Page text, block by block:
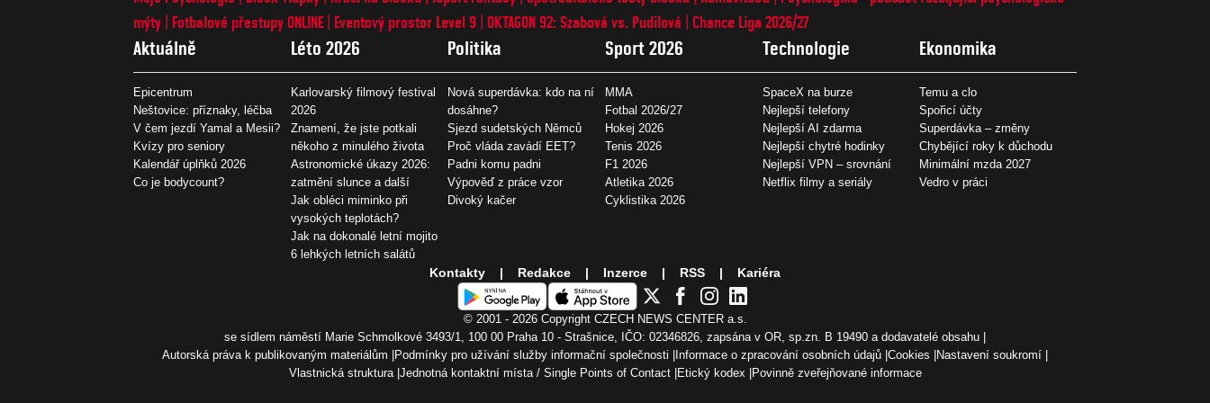
mýty
Fotbalové přestupy ONLINE Eventový prostor Level 9 OKTAGON 92: Szabová vs. Pudilová Chance Liga 2026/27
Aktuálně
Epicentrum
Neštovice: příznaky, léčba
V čem jezdí Yamal a Mesii?
Kvízy pro seniory
Kalendář úplňků 2026
Co je bodycount?
Léto 2026
Karlovarský filmový festival
2026
Znamení, že jste potkali
někoho z minulého života
Astronomické úkazy 2026:
zatmění slunce a další
Jak obléci miminko při
vysokých teplotách?
Jak na dokonalé letní mojito
6 lehkých letních salátů
Politika
Nová superdávka: kdo na ní
dosáhne?
Sjezd sudetských Němců
Proč vláda zavádí EET?
Padni komu padni
Výpověď z práce vzor
Divoký kačer
Sport 2026
MMA
Fotbal 2026/27
Hokej 2026
Tenis 2026
F1 2026
Atletika 2026
Cyklistika 2026
Technologie
SpaceX na burze
Nejlepší telefony
Nejlepší AI zdarma
Nejlepší chytré hodinky
Nejlepší VPN – srovnání
Netflix filmy a seriály
Ekonomika
Temu a clo
Spořicí účty
Superdávka – změny
Chybějící roky k důchodu
Minimální mzda 2027
Vedro v práci
Kontakty Redakce Inzerce RSS Kariéra
© 2001 - 2026 Copyright CZECH NEWS CENTER a.s.
se sídlem náměstí Marie Schmolkové 3493/1, 100 00 Praha 10 - Strašnice, IČO: 02346826, zapsána v OR, sp.zn. B 19490 a dodavatelé obsahu
Autorská práva k publikovaným materiálům
Podmínky pro užívání služby informační společnosti Informace o zpracování osobních údajů Cookies
Nastavení soukromí
Vlastnická struktura Jednotná kontaktní místa / Single Points of Contact Etický kodex Povinně zveřejňované informace